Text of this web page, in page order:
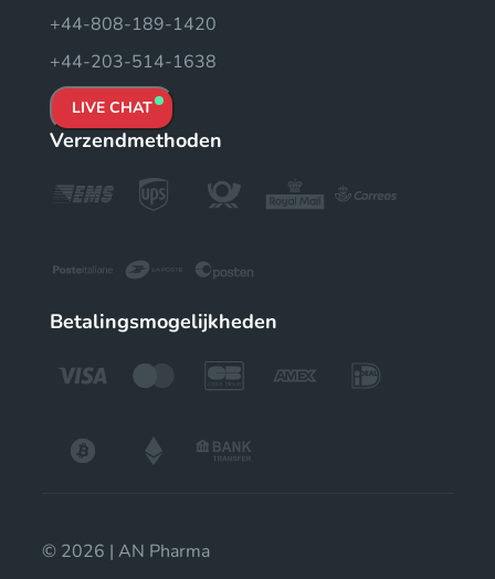
+44-808-189-1420
+44-203-514-1638
LIVE CHAT
Verzendmethoden
Betalingsmogelijkheden
© 2026 | AN Pharma